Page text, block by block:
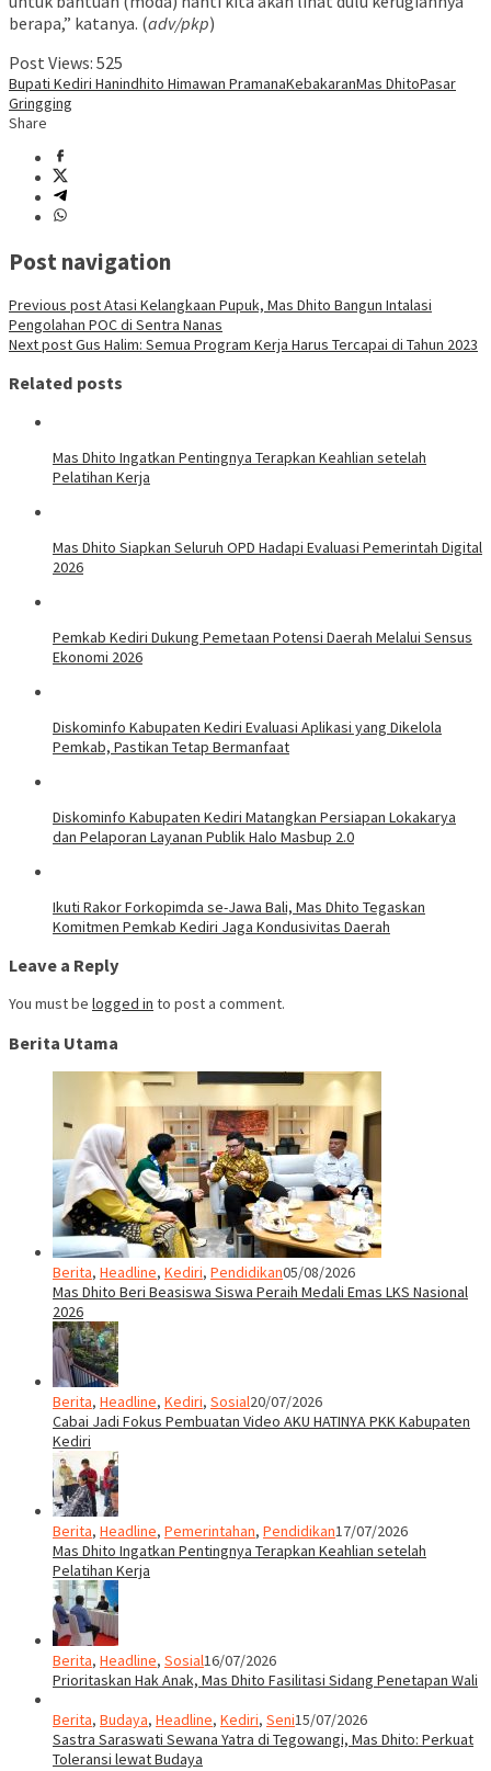
berapa,” katanya. (adv/pkp)
Post Views: 525
Bupati Kediri Hanindhito Himawan PramanaKebakaranMas DhitoPasar
Gringging
Share
Post navigation
Previous postAtasi Kelangkaan Pupuk, Mas Dhito Bangun Intalasi
Pengolahan POC di Sentra Nanas
Next postGus Halim: Semua Program Kerja Harus Tercapai di Tahun 2023
Related posts
Mas Dhito Ingatkan Pentingnya Terapkan Keahlian setelah
Pelatihan Kerja
Mas Dhito Siapkan Seluruh OPD Hadapi Evaluasi Pemerintah Digital
2026
Pemkab Kediri Dukung Pemetaan Potensi Daerah Melalui Sensus
Ekonomi 2026
Diskominfo Kabupaten Kediri Evaluasi Aplikasi yang Dikelola
Pemkab, Pastikan Tetap Bermanfaat
Diskominfo Kabupaten Kediri Matangkan Persiapan Lokakarya
dan Pelaporan Layanan Publik Halo Masbup 2.0
Ikuti Rakor Forkopimda se-Jawa Bali, Mas Dhito Tegaskan
Komitmen Pemkab Kediri Jaga Kondusivitas Daerah
Leave a Reply
You must be logged in to post a comment.
Berita Utama
Berita, Headline, Kediri, Pendidikan05/08/2026
Mas Dhito Beri Beasiswa Siswa Peraih Medali Emas LKS Nasional
2026
Berita, Headline, Kediri, Sosial20/07/2026
Cabai Jadi Fokus Pembuatan Video AKU HATINYA PKK Kabupaten
Kediri
Berita, Headline, Pemerintahan, Pendidikan17/07/2026
Mas Dhito Ingatkan Pentingnya Terapkan Keahlian setelah
Pelatihan Kerja
Berita, Headline, Sosial16/07/2026
Prioritaskan Hak Anak, Mas Dhito Fasilitasi Sidang Penetapan Wali
Berita, Budaya, Headline, Kediri, Seni15/07/2026
Sastra Saraswati Sewana Yatra di Tegowangi, Mas Dhito: Perkuat
Toleransi lewat Budaya